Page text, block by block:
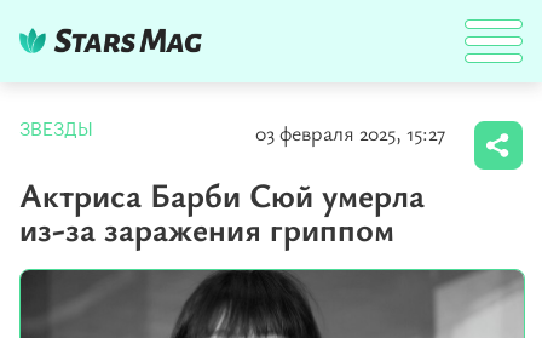
ЗВЕЗДЫ 03 февраля 2025, 15:27
Актриса Барби Сюй умерла
из-за заражения гриппом